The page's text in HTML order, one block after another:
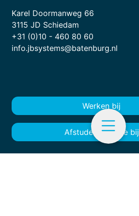
Karel Doormanweg 66
3115 JD Schiedam
+31 (0)10 - 460 80 60
info.jbsystems@batenburg.nl
Werken bij
Afstuderen/stage bij